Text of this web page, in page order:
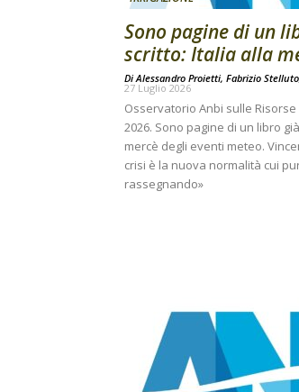
Sono pagine di un
scritto: Italia alla
DiAlessandro Proietti, Fabrizio
27 Luglio 2026
Osservatorio Anbi sulle
2026. Sono pagine di un libro
mercè degli eventi meteo.
crisi è la nuova normalità cui
rassegnando»